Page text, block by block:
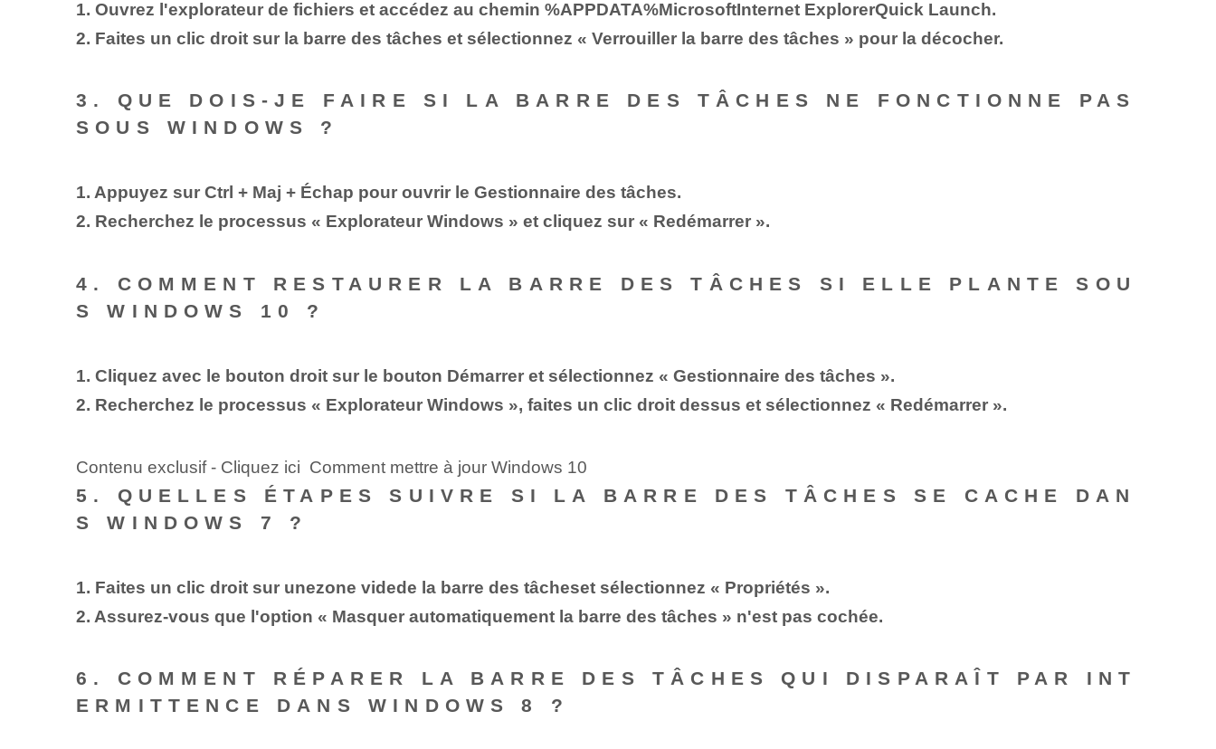
1. Ouvrez l'explorateur de fichiers et accédez au chemin %APPDATA%MicrosoftInternet ExplorerQuick Launch.
2. Faites un clic droit sur la barre des tâches et sélectionnez « Verrouiller la barre des tâches » pour la décocher.
3. QUE DOIS-JE FAIRE SI LA BARRE DES TÂCHES NE FONCTIONNE PAS
SOUS WINDOWS ?
1. Appuyez sur Ctrl + Maj + Échap pour ouvrir le Gestionnaire des tâches.
2. Recherchez le processus « Explorateur Windows » et cliquez sur « Redémarrer ».
4. COMMENT RESTAURER LA BARRE DES TÂCHES SI ELLE PLANTE SOU
S WINDOWS 10 ?
1. Cliquez avec le bouton droit sur le bouton Démarrer et sélectionnez « Gestionnaire des tâches ».
2. Recherchez le processus « Explorateur Windows », faites un clic droit dessus et sélectionnez « Redémarrer ».
Contenu exclusif - Cliquez ici Comment mettre à jour Windows 10
5. QUELLES ÉTAPES SUIVRE SI LA BARRE DES TÂCHES SE CACHE DAN
S WINDOWS 7 ?
1. Faites un clic droit sur une⁢zone vide⁢de la barre des tâches⁤et sélectionnez « Propriétés ».
2. Assurez-vous que l'option « Masquer automatiquement la barre des tâches⁢ » n'est pas cochée.
6. COMMENT RÉPARER LA BARRE DES TÂCHES QUI DISPARAÎT PAR INT
ERMITTENCE DANS WINDOWS 8 ?